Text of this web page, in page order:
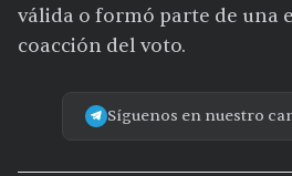
válida o formó parte de una
coacción del voto.
Síguenos en nuestro